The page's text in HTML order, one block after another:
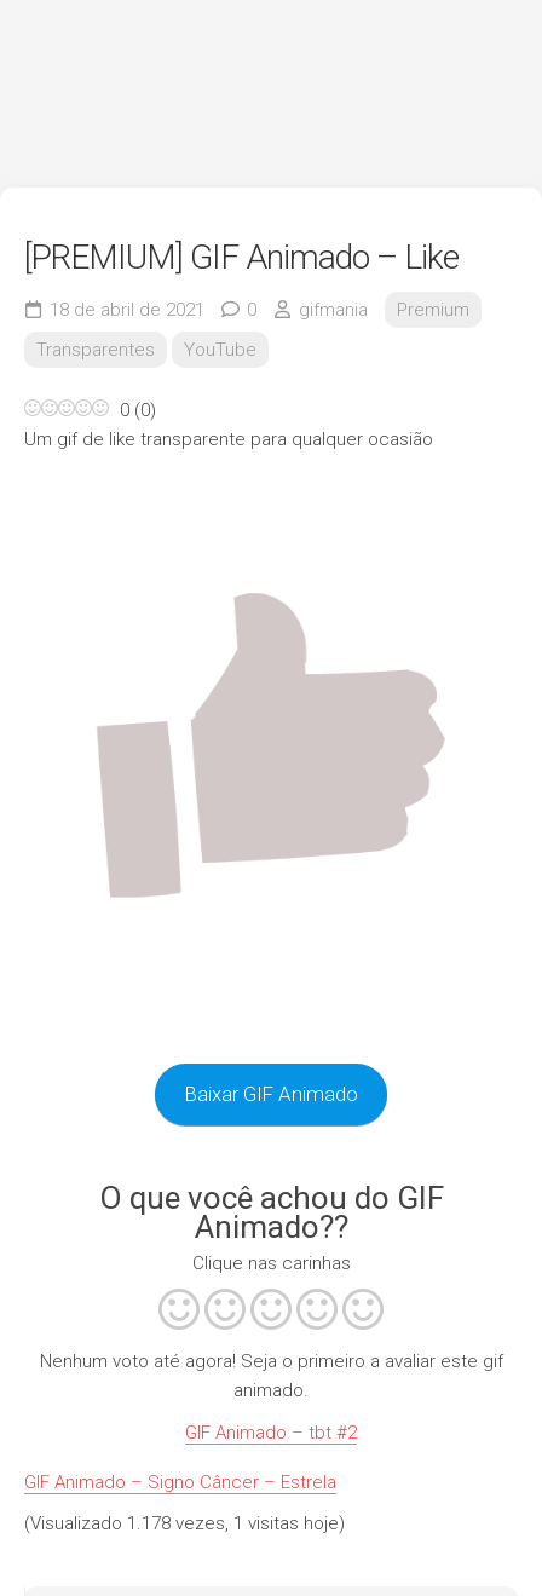
[PREMIUM] GIF Animado – Like
18 de abril de 2021 0 gifmania
Premium
Transparentes
YouTube
0 (0)
Um gif de like transparente para qualquer ocasião
Baixar GIF Animado
O que você achou do GIF
Animado??
Clique nas carinhas
Nenhum voto até agora! Seja o primeiro a avaliar este gif
animado.
GIF Animado – tbt #2
GIF Animado – Signo Câncer – Estrela
(Visualizado 1.178 vezes, 1 visitas hoje)